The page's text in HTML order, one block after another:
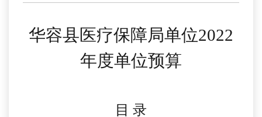
华容县医疗保障局单位2022
年度单位预算
目 录